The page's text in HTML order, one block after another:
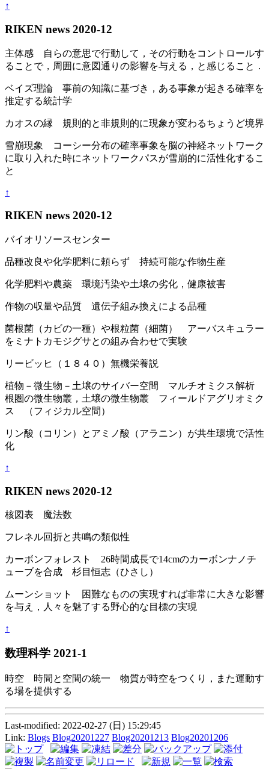
↑
RIKEN news 2020-12
主体感 自らの意思で行動して，その行動をコントロールす
ることで，周囲に意図通りの影響を与える，と感じること．
ベイズ理論 事前の知識に基づき，ある事象が起きる確率を
推定する統計学
カオスの縁 規則的と非規則的に現象が変わるちょうど境界
雪崩現象 コーシー分布の確率事象を脳の神経ネットワーク
に取り入れた時にネットワークパスが雪崩的に活性化するこ
と
↑
RIKEN news 2020-12
バイオリソースセンター
品種改良や化学肥料に頼らず 持続可能な作物生産
化学肥料や農薬 環境汚染や土壌の劣化，健康被害
作物の収量や品質 遺伝子組み換えによる品種
菌根菌（カビの一種）や根粒菌（細菌） アーバスキュラー
をミナトカモジグサとの組み合わせで実験
リービッヒ（１８４０）無機栄養説
植物－微生物－土壌のサイバー空間 マルチオミクス解析
根圏の微生物叢，土壌の微生物叢 フィールドアグリオミク
ス （フィジカル空間）
リン酸（コリン）とアミノ酸（アラニン）が共生環境で活性
化
↑
RIKEN news 2020-12
核図表 魔法数
フレネル回折と共鳴の類似性
カーボンフォレスト 26時間成長で14cmのカーボンナノチ
ューブを合成 杉目恒志（ひさし）
ムーンショット 困難なものの実現すれば非常に大きな影響
を与え，人々を魅了する野心的な目標の実現
↑
数理科学 2021-1
時空 時間と空間の統一 物質が時空をつくり，また運動す
る場を提供する
Last-modified: 2022-02-27 (日) 15:29:45
Link: Blogs Blog20201227 Blog20201213 Blog20201206